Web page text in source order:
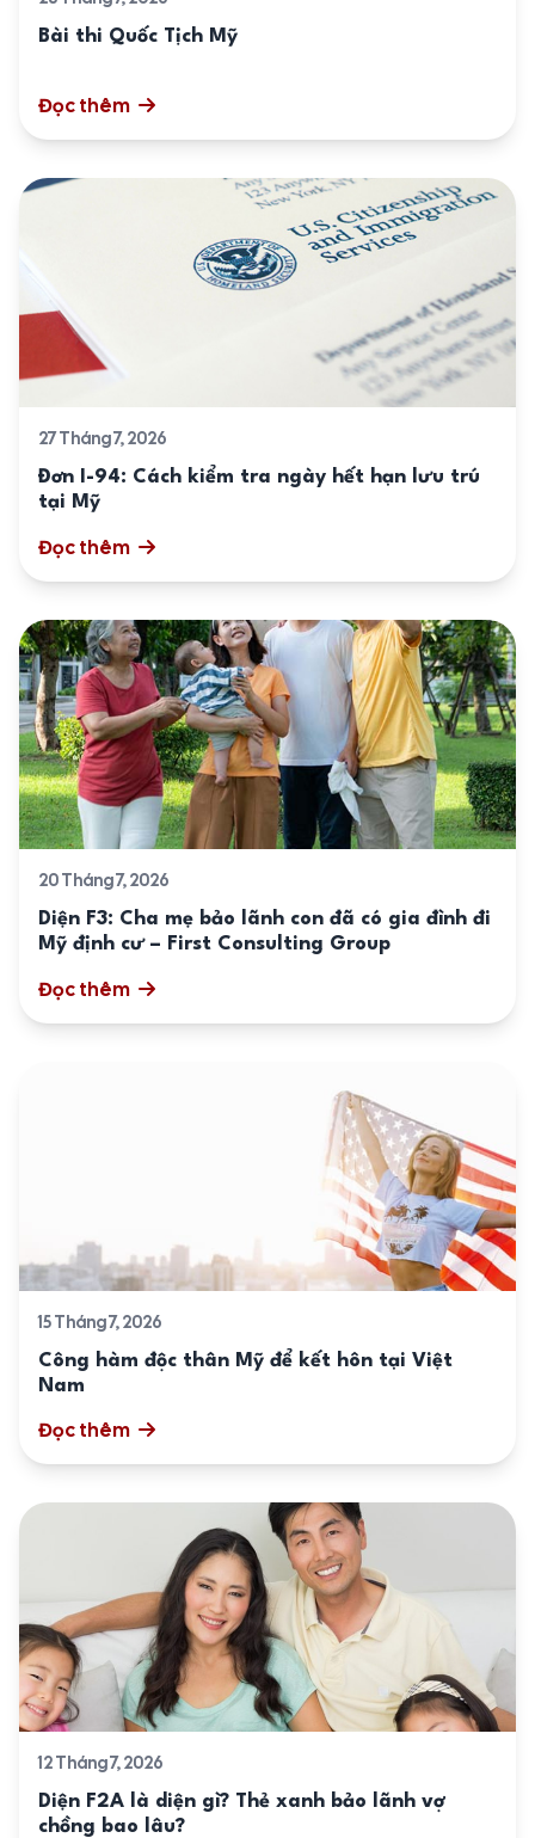
Bài thi Quốc Tịch Mỹ
Đọc thêm
27 Tháng 7, 2026
Đơn I-94: Cách kiểm tra ngày hết hạn lưu trú
tại Mỹ
Đọc thêm
20 Tháng 7, 2026
Diện F3: Cha mẹ bảo lãnh con đã có gia đình đi
Mỹ định cư – First Consulting Group
Đọc thêm
15 Tháng 7, 2026
Công hàm độc thân Mỹ để kết hôn tại Việt
Nam
Đọc thêm
12 Tháng 7, 2026
Diện F2A là diện gì? Thẻ xanh bảo lãnh vợ
chồng bao lâu?